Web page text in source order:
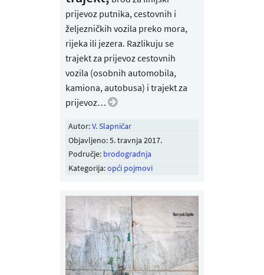
prijevoz putnika, cestovnih i
željezničkih vozila preko mora,
rijeka ili jezera. Razlikuju se
trajekt za prijevoz cestovnih
vozila (osobnih automobila,
kamiona, autobusa) i trajekt za
prijevoz…
Autor:V. Slapničar
Objavljeno:5. travnja 2017.
Područje: brodogradnja
Kategorija:opći pojmovi